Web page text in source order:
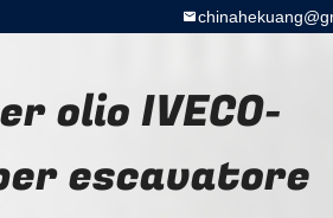
olio IVECO-
escavatore